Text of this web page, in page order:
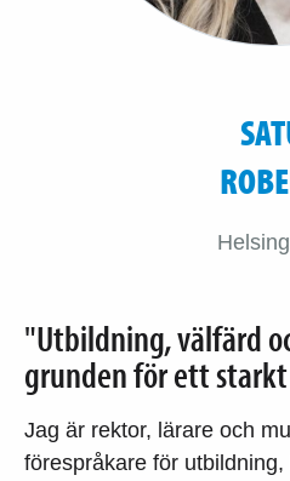
"Utbildning, välfärd
grunden för ett
Jag är rektor, lärare och
förespråkare för